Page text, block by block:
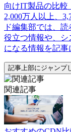
向けIT製品の比較
2,000万人以上、
ド編集部では、
役立つ情報や、シ
になる情報を記事
記事上部にジャンプ
関連記事